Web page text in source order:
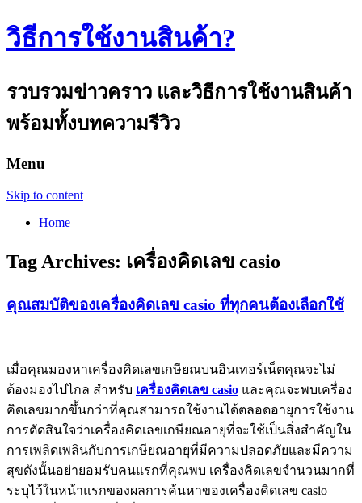
วิธีการใช้งานสินค้า?
รวบรวมข่าวคราว และวิธีการใช้งานสินค้า
พร้อมทั้งบทความรีวิว
Menu
Skip to content
Home
Tag Archives: เครื่องคิดเลข casio
คุณสมบัติของเครื่องคิดเลข casio ที่ทุกคนต้องเลือกใช้
เมื่อคุณมองหาเครื่องคิดเลขเกษียณบนอินเทอร์เน็ตคุณจะไม่
ต้องมองไปไกล สำหรับ เครื่องคิดเลข casio และคุณจะพบเครื่อง
คิดเลขมากขึ้นกว่าที่คุณสามารถใช้งานได้ตลอดอายุการใช้งาน
การตัดสินใจว่าเครื่องคิดเลขเกษียณอายุที่จะใช้เป็นสิ่งสำคัญใน
การเพลิดเพลินกับการเกษียณอายุที่มีความปลอดภัยและมีความ
สุขดังนั้นอย่ายอมรับคนแรกที่คุณพบ เครื่องคิดเลขจำนวนมากที่
ระบุไว้ในหน้าแรกของผลการค้นหาของเครื่องคิดเลข casio